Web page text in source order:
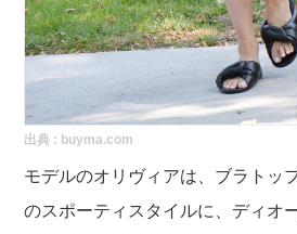
出典 : buyma.com
モデルのオリヴィアは、ブラトッ
のスポーティスタイルに、ディオ